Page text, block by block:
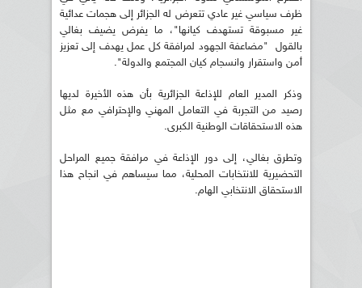
ظرف سياسي غير عادي تتعرض له الجزائر إلى هجمات عدائية
غير مسبوقة تستهدف كيانها"، ما يفرض يضيف بغالي
بالقول "مضاعفة الجهود لمرافقة كل عمل يهدف إلى تعزيز
أمن واستقرار وانسجام كيان المجتمع والدولة".
وذكر المدير العام للإذاعة الجزائرية بأن هذه الأخيرة لديها
رصيد من التجربة في التعامل المهني والإحترافي مع مثل
هذه الاستحقاقات الوطنية الكبرى.
وتطرق بغالي، إلى دور الإذاعة في مرافقة جميع المراحل
التحضيرية للانتخابات المحلية، مما سيساهم في انجاح هذا
الاستحقاق الانتخابي الهام.